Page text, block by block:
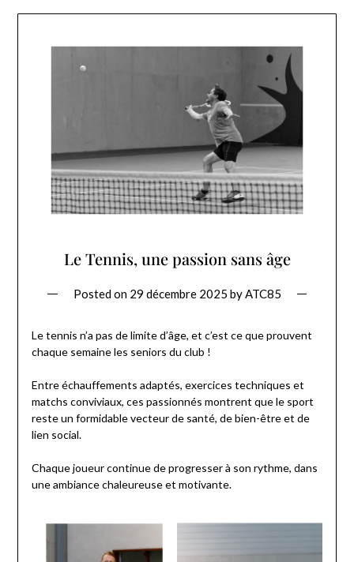
Le Tennis, une passion sans âge
Posted on 29 décembre 2025 byATC85
Le tennis n’a pas de limite d’âge, et c’est ce que prouvent
chaque semaine les seniors du club !
Entre échauffements adaptés, exercices techniques et
matchs conviviaux, ces passionnés montrent que le sport
reste un formidable vecteur de santé, de bien-être et de
lien social.
Chaque joueur continue de progresser à son rythme, dans
une ambiance chaleureuse et motivante.